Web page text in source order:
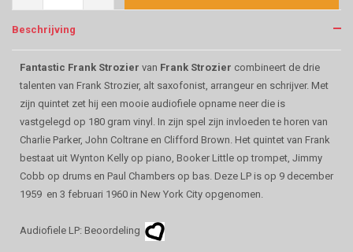
Beschrijving
Fantastic Frank Strozier van Frank Strozier combineert de drie
talenten van Frank Strozier, alt saxofonist, arrangeur en schrijver. Met
zijn quintet zet hij een mooie audiofiele opname neer die is
vastgelegd op 180 gram vinyl. In zijn spel zijn invloeden te horen van
Charlie Parker, John Coltrane en Clifford Brown. Het quintet van Frank
bestaat uit Wynton Kelly op piano, Booker Little op trompet, Jimmy
Cobb op drums en Paul Chambers op bas. Deze LP is op 9 december
1959 en 3 februari 1960 in New York City opgenomen.
Audiofiele LP: Beoordeling